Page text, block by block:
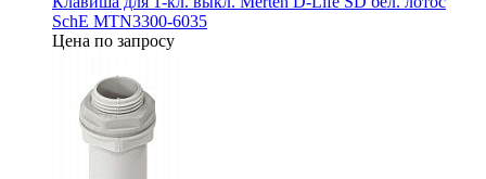
SchE MTN3300-6035
Цена по запросу